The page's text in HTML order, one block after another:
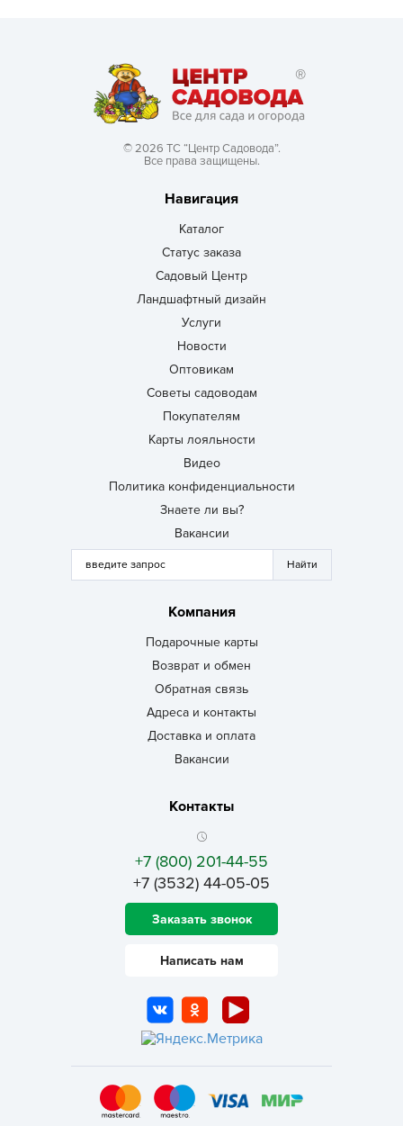
© 2026 ТС “Центр Садовода”.
Все права защищены.
Навигация
Каталог
Статус заказа
Садовый Центр
Ландшафтный дизайн
Услуги
Новости
Оптовикам
Советы садоводам
Покупателям
Карты лояльности
Видео
Политика конфиденциальности
Знаете ли вы?
Вакансии
Компания
Подарочные карты
Возврат и обмен
Обратная связь
Адреса и контакты
Доставка и оплата
Вакансии
Контакты
+7 (800) 201-44-55
+7 (3532) 44-05-05
Заказать звонок
Написать нам